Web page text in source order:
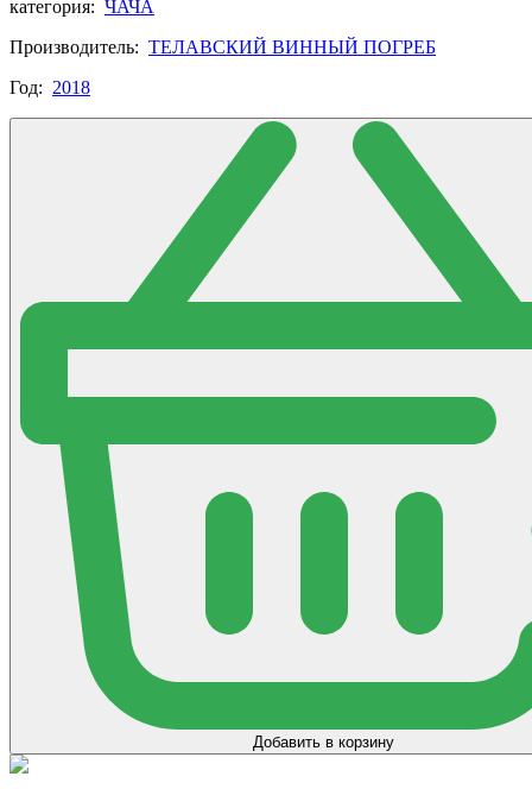
категория: ЧАЧА
Производитель: ТЕЛАВСКИЙ ВИННЫЙ ПОГРЕБ
Год: 2018
Добавить в корзину